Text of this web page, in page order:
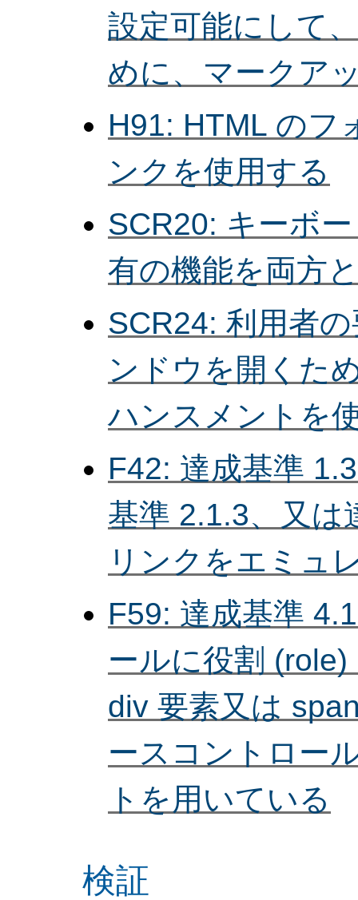
設定可能にして
めに、マークア
H91: HTML のフ
ンクを使用する
SCR20: キーボ
有の機能を両方
SCR24: 利用者
ンドウを開くた
ハンスメントを
F42: 達成基準
基準 2.1.3、又は
リンクをエミュ
F59: 達成基準
ールに役割
div 要素又は
ースコントロー
トを用いている
検証